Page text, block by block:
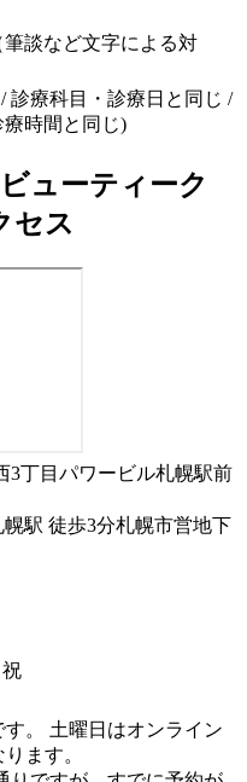
談など文字による対
診療科目・診療日と同じ /
時間と同じ)
ューティーク
セス
3丁目パワービル札幌駅前
幌駅 徒歩3分札幌市営地下
祝
。 土曜日はオンライン
ます。